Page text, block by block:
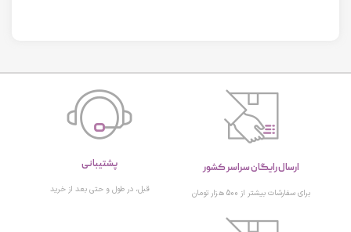
ارسال رایگان سراسر کشور
برای سفارشات بیشتر از 500 هزار تومان
پشتیبانی
قبل، در طول و حتی بعد از خرید